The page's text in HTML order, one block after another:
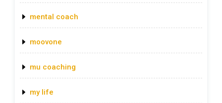
mental coach
moovone
mu coaching
my life